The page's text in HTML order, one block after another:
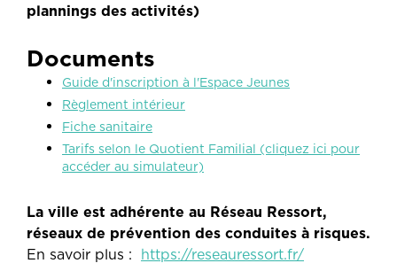
plannings des activités)
Documents
Guide d'inscription à l'Espace Jeunes
Règlement intérieur
Fiche sanitaire
Tarifs selon le Quotient Familial (cliquez ici pour
accéder au simulateur)
La ville est adhérente au Réseau Ressort,
réseaux de prévention des conduites à risques.
En savoir plus : https://reseauressort.fr/